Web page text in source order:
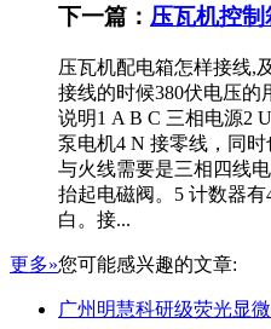
下一篇： 压瓦机控
压瓦机配电箱怎样接线,
接线的时候380伏电压的
说明1 A B C 三相电源2
泵电机4 N 接零线，同
与火线需要是三相四线
抬起电磁阀。5 计数器
白。接...
更多»您可能感兴趣的文章:
广州明慧科研级荧光显